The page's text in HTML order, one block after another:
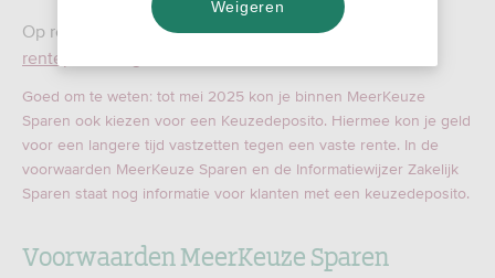
Op regiobank.nl vind je altijdde actuele
rentepercentages
Goed om te weten: tot mei 2025 kon je binnen MeerKeuze
Sparen ook kiezen voor een Keuzedeposito. Hiermee kon je geld
voor een langere tijd vastzetten tegen een vaste rente. In de
voorwaarden MeerKeuze Sparen en de Informatiewijzer Zakelijk
Sparen staat nog informatie voor klanten met een keuzedeposito.
Voorwaarden MeerKeuze Sparen
Weigeren